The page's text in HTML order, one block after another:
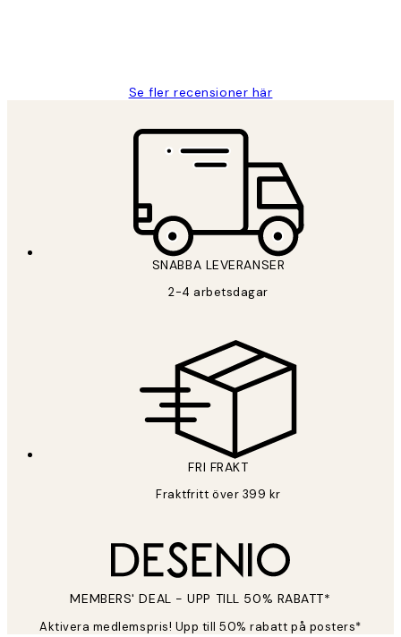
Se fler recensioner här
SNABBA LEVERANSER
2-4 arbetsdagar
FRI FRAKT
Fraktfritt över 399 kr
MEMBERS' DEAL - UPP TILL 50% RABATT*
Aktivera medlemspris! Upp till 50% rabatt på posters*